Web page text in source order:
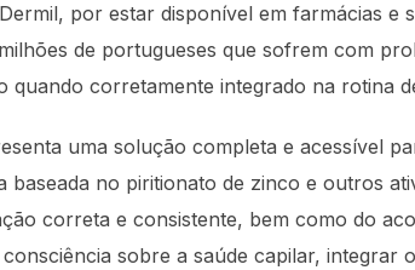
por estar disponível em farmácias e
de portugueses que sofrem com
corretamente integrado na rotina
uma solução completa e acessível
no piritionato de zinco e outros
correta e consistente, bem como do
sobre a saúde capilar, integrar